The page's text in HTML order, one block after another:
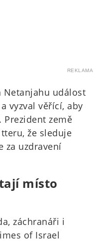
REKLAMA
Netanjahu událost
vyzval věřící, aby
země
že sleduje
za uzdravení
místo
záchranáři i
of Israel